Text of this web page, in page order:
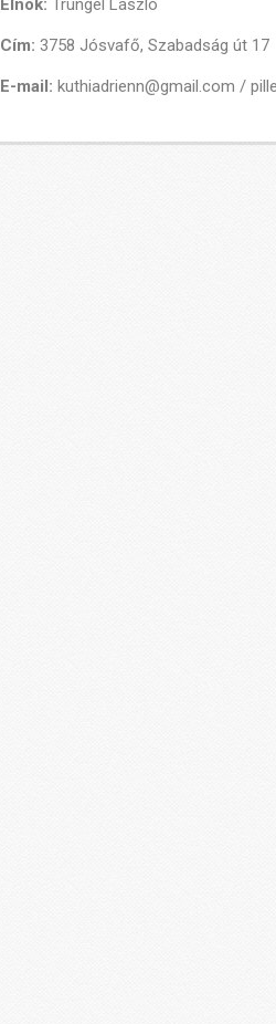
Elnök: Trungel László
Cím: 3758 Jósvafő, Szabadság út 17
E-mail: kuthiadrienn@gmail.com /